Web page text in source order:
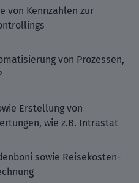
von Kennzahlen zur
von Prozessen,
Erstellung von
wie z.B. Intrastat
sowie Reisekosten-